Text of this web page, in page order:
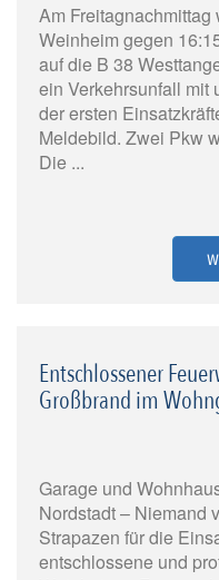
Am
Weinheim gegen
auf die B 38
ein Verkehrsunfall mit
der ersten
Meldebild. Zwei Pkw
Die ...
Entschlossener
Großbrand im
Garage und
Nordstadt – Niemand
Strapazen für die
entschlossene und